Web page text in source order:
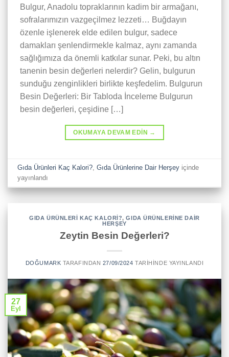
Bulgur, Anadolu topraklarının kadim bir armağanı,
sofralarımızın vazgeçilmez lezzeti… Buğdayın
özenle işlenerek elde edilen bulgur, sadece
damakları şenlendirmekle kalmaz, aynı zamanda
sağlığımıza da önemli katkılar sunar. Peki, bu altın
tanenin besin değerleri nelerdir? Gelin, bulgurun
sunduğu zenginlikleri birlikte keşfedelim. Bulgurun
Besin Değerleri: Bir Tabloda İnceleme Bulgurun
besin değerleri, çeşidine […]
OKUMAYA DEVAM EDIN →
Gıda Ürünleri Kaç Kalori? ,Gıda Ürünlerine Dair Herşey içinde
yayınlandı
GIDA ÜRÜNLERI KAÇ KALORI?,GIDA ÜRÜNLERINE DAIR
HERŞEY
Zeytin Besin Değerleri?
DOĞUMARK TARAFINDAN 27/09/2024 TARIHINDE YAYINLANDI
27
Eyl